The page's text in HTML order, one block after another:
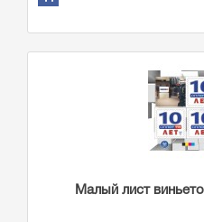
Малый лист